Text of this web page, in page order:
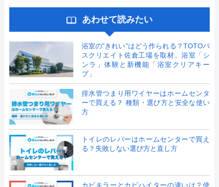
あわせて読みたい
浴室の”きれい”はどう作られる？TOTOバ
スクリエイト佐倉工場を取材。浴室「シ
ンラ」体験と新機能「浴室クリアキー
プ」
排水管つまり用ワイヤーはホームセンタ
ーで買える？ 種類・選び方と安全な使い
方
トイレのレバーはホームセンターで買え
る？失敗しない選び方と直し方
カビキラーとカビハイターの違いは？使